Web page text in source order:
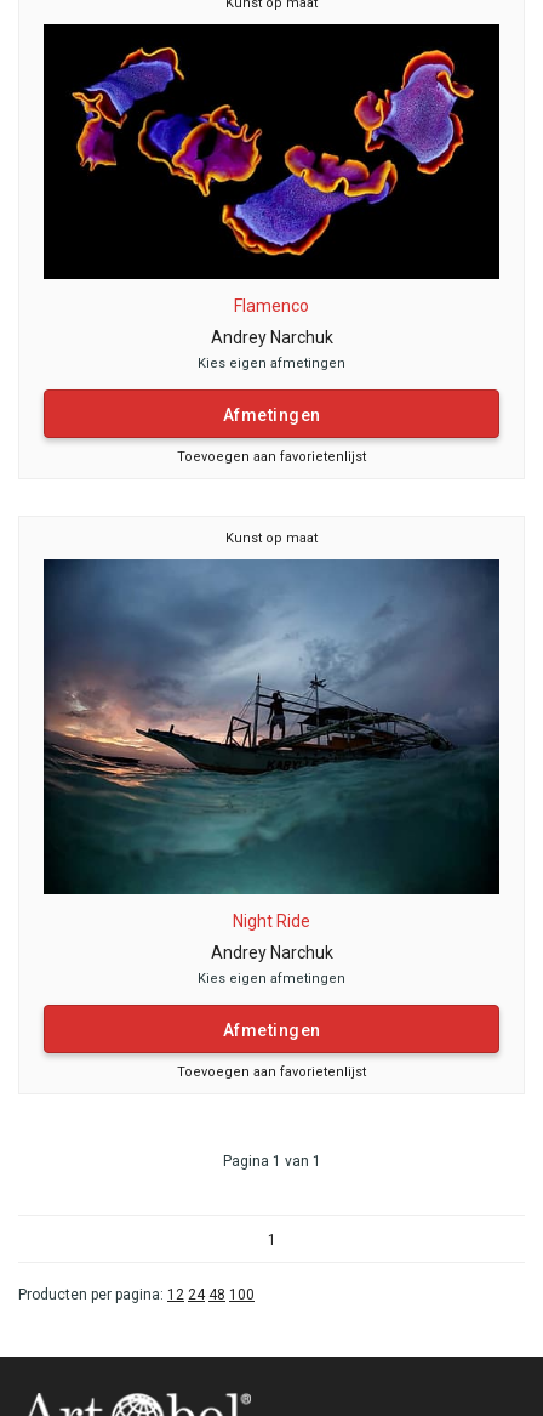
Flamenco
Andrey Narchuk
Kies eigen afmetingen
Afmetingen
Toevoegen aan favorietenlijst
Kunst op maat
Night Ride
Andrey Narchuk
Kies eigen afmetingen
Afmetingen
Toevoegen aan favorietenlijst
Pagina 1 van 1
1
Producten per pagina: 12 24 48 100